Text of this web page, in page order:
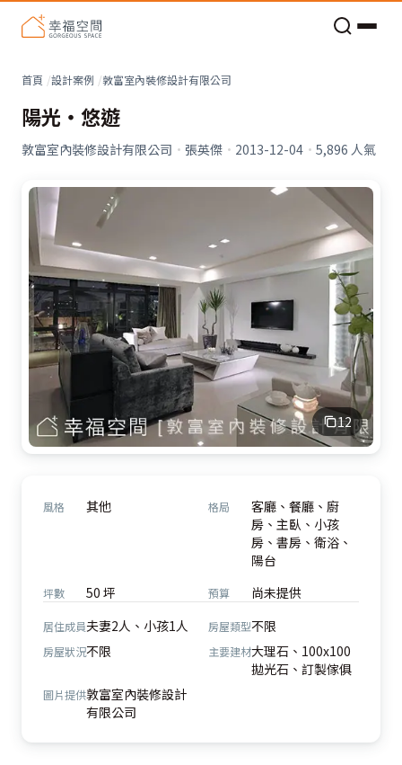
首頁 設計案例 敦富室內裝修設計有限公司
陽光‧悠遊
敦富室內裝修設計有限公司 · 張英傑 · 2013-12-04 · 5,896 人氣
12
風格 其他 格局
客廳、餐廳、廚
房、主臥、小孩
房、書房、衛浴、
陽台
坪數 50 坪 預算 尚未提供
居住成員夫妻2人、小孩1人 房屋類型不限
房屋狀況不限 主要建材大理石、100x100
拋光石、訂製傢俱
圖片提供敦富室內裝修設計
有限公司